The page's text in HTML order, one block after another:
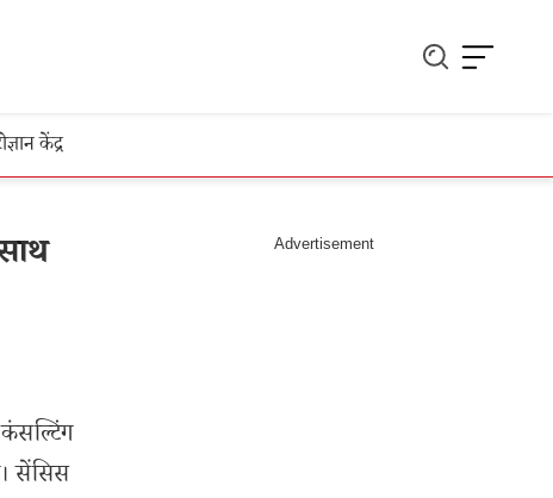
ज्ञान केंद्र
सेंसिस